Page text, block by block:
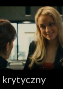
krytyczny